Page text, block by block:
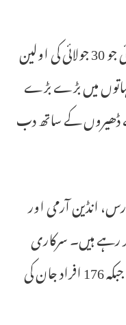
لینڈ سلائیڈنگ ویاناڈ کی پہاڑیوں میں ہوئی جو 30 جولائی کی اولین
میں بڑے بڑے
ڈھیروں کے ساتھ دب
انڈین آرمی اور
رہے ہیں۔ سرکاری
رپورٹس کے مطابق 191 افراد لاپتہ ہیں جبکہ 176 افراد جان کی